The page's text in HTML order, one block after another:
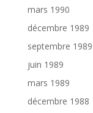
mars 1990
décembre 1989
septembre 1989
juin 1989
mars 1989
décembre 1988